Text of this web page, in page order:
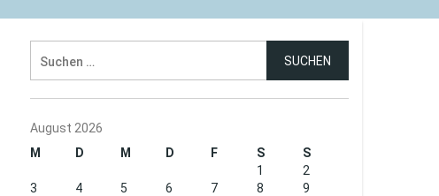
nach:
August 2026
M
D M D F S
S
1
2
3
4 5 6 7 8
9